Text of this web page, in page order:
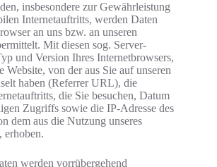
insbesondere zur Gewährleistung
Internetauftritts, werden Daten
an uns bzw. an unseren
Mit diesen sog. Server-
und Version Ihres Internetbrowsers,
Website, von der aus Sie auf unseren
haben (Referrer URL), die
die Sie besuchen, Datum
Zugriffs sowie die IP-Adresse des
dem aus die Nutzung unseres
erhoben.
werden vorrübergehend